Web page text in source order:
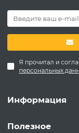
Я прочитал и
персональных
Информация
Полезное